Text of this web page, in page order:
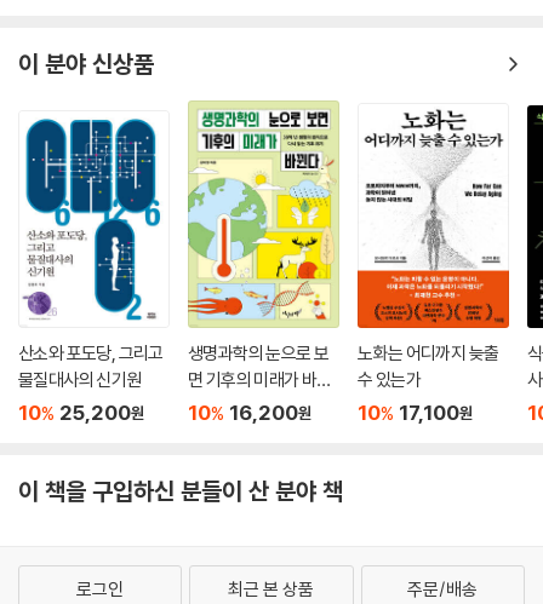
만, 다세포 생물은 세포 분열, 분기, 분화가 포함된 복잡하고 조직적인 방
식으로 성장한다. 어떤 개체의 삶의 시작은 성장, 번식, 확산에 전념하는 여
러 단계로 이루어진 생활사의 시작이 될 수도 있다.
8. 서식지와 생활 양식
작은 생명체는 치명적일 만큼 열악한 환경을 포함해 가능한 모든 서식지에
서 살아간다. 해수면은 무리를 이룬 플랑크톤으로 가득하고, 심해 퇴적물
에는 온갖 미생물이 넘쳐난다. 토양 입자들 사이에서는 작은 동물들이 살
아가며 작디작은 기생충은 자기보다 큰 생명체의 피부는 물론 장, 피, 심지
어 뇌에서도 살아간다.
이 책은 우리가 살아가는 세계의 내부 세계로 들어가는 통로다.
―크리스 패컴(박물학자, 사진 작가, 과학 저술가, 방송인)
이 분야 신상품
산소와 포도당, 그리고
물질대사의 신기원
10% 25,200원
생명과학의 눈으로 보
면 기후의 미래가 바뀐
다
10% 16,200원
노화는 어디까지 늦출
수 있는가
10% 17,100원
사
이 책을 구입하신 분들이 산 분야 책
로그인 최근 본 상품 주문/배송